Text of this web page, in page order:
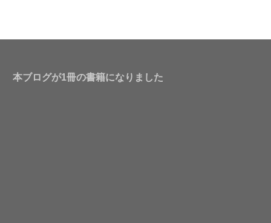
本ブログが1冊の書籍になりました